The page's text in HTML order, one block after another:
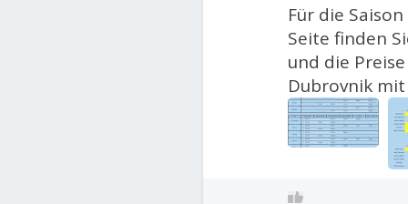
Für die
Seite finden
und die
Dubrovnik mit